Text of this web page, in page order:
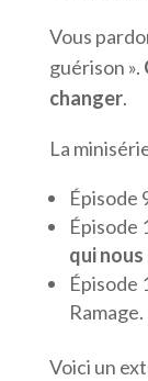
Vous
guérison ».
changer.
La
Épisode
Épisode
qui nous
Épisode
Ramage.
Voici un